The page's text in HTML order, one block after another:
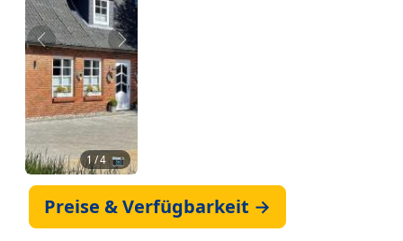
Zurück Weiter
1/ 4 📷
Preise & Verfügbarkeit →